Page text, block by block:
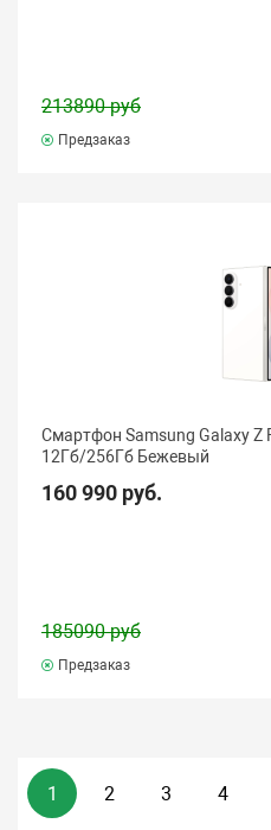
213890 руб
Предзаказ
Смартфон Samsung Galaxy Z
12Гб/256Гб Бежевый
160 990 руб.
185090 руб
Предзаказ
1 2 3 4